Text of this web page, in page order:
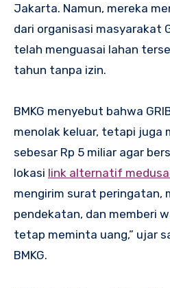
Jakarta. Namun, mereka
dari organisasi masyarakat
telah menguasai lahan
tahun tanpa izin.
BMKG menyebut bahwa
menolak keluar, tetapi juga
sebesar Rp 5 miliar agar
lokasi link alternatif
mengirim surat peringatan,
pendekatan, dan memberi
tetap meminta uang,” ujar
BMKG.